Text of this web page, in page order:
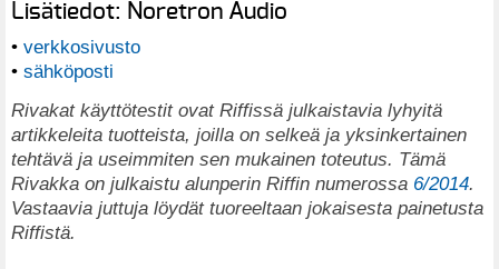
Lisätiedot: Noretron Audio
• verkkosivusto
• sähköposti
Rivakat käyttötestit ovat Riffissä julkaistavia lyhyitä
artikkeleita tuotteista, joilla on selkeä ja yksinkertainen
tehtävä ja useimmiten sen mukainen toteutus. Tämä
Rivakka on julkaistu alunperin Riffin numerossa 6/2014.
Vastaavia juttuja löydät tuoreeltaan jokaisesta painetusta
Riffistä.